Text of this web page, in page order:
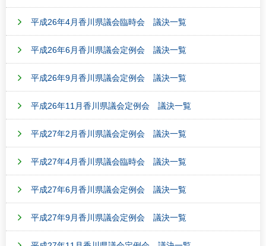
平成26年4月香川県議会臨時会 議決一覧
平成26年6月香川県議会定例会 議決一覧
平成26年9月香川県議会定例会 議決一覧
平成26年11月香川県議会定例会 議決一覧
平成27年2月香川県議会定例会 議決一覧
平成27年4月香川県議会臨時会 議決一覧
平成27年6月香川県議会定例会 議決一覧
平成27年9月香川県議会定例会 議決一覧